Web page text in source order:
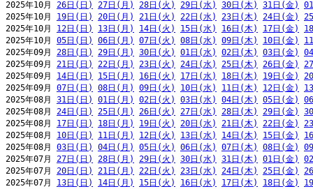
2025年10月 26日(日) 27日(月) 28日(火) 29日(水) 30日(木) 31日(金)
2025年10月 19日(日) 20日(月) 21日(火) 22日(水) 23日(木) 24日(金)
2025年10月 12日(日) 13日(月) 14日(火) 15日(水) 16日(木) 17日(金)
2025年10月 05日(日) 06日(月) 07日(火) 08日(水) 09日(木) 10日(金)
2025年09月 28日(日) 29日(月) 30日(火) 01日(水) 02日(木) 03日(金)
2025年09月 21日(日) 22日(月) 23日(火) 24日(水) 25日(木) 26日(金)
2025年09月 14日(日) 15日(月) 16日(火) 17日(水) 18日(木) 19日(金)
2025年09月 07日(日) 08日(月) 09日(火) 10日(水) 11日(木) 12日(金)
2025年08月 31日(日) 01日(月) 02日(火) 03日(水) 04日(木) 05日(金)
2025年08月 24日(日) 25日(月) 26日(火) 27日(水) 28日(木) 29日(金)
2025年08月 17日(日) 18日(月) 19日(火) 20日(水) 21日(木) 22日(金)
2025年08月 10日(日) 11日(月) 12日(火) 13日(水) 14日(木) 15日(金)
2025年08月 03日(日) 04日(月) 05日(火) 06日(水) 07日(木) 08日(金)
2025年07月 27日(日) 28日(月) 29日(火) 30日(水) 31日(木) 01日(金)
2025年07月 20日(日) 21日(月) 22日(火) 23日(水) 24日(木) 25日(金)
2025年07月 13日(日) 14日(月) 15日(火) 16日(水) 17日(木) 18日(金)